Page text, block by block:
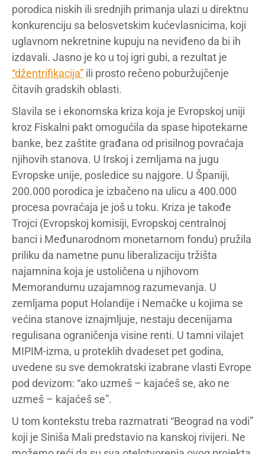
porodica niskih ili srednjih primanja ulazi u direktnu
konkurenciju sa belosvetskim kućevlasnicima, koji
uglavnom nekretnine kupuju na neviđeno da bi ih
izdavali. Jasno je ko u toj igri gubi, a rezultat je
“džentrifikacija” ili prosto rečeno poburžujčenje
čitavih gradskih oblasti.
Slavila se i ekonomska kriza koja je Evropskoj uniji
kroz Fiskalni pakt omogućila da spase hipotekarne
banke, bez zaštite građana od prisilnog povraćaja
njihovih stanova. U Irskoj i zemljama na jugu
Evropske unije, posledice su najgore. U Španiji,
200.000 porodica je izbačeno na ulicu a 400.000
procesa povraćaja je još u toku. Kriza je takođe
Trojci (Evropskoj komisiji, Evropskoj centralnoj
banci i Međunarodnom monetarnom fondu) pružila
priliku da nametne punu liberalizaciju tržišta
najamnina koja je ustoličena u njihovom
Memorandumu uzajamnog razumevanja. U
zemljama poput Holandije i Nemačke u kojima se
većina stanove iznajmljuje, nestaju decenijama
regulisana ograničenja visine renti. U tamni vilajet
MIPIM-izma, u proteklih dvadeset pet godina,
uvedene su sve demokratski izabrane vlasti Evrope
pod devizom: “ako uzmeš – kajaćeš se, ako ne
uzmeš – kajaćeš se”.
U tom kontekstu treba razmatrati “Beograd na vodi”
koji je Siniša Mali predstavio na kanskoj rivijeri. Ne